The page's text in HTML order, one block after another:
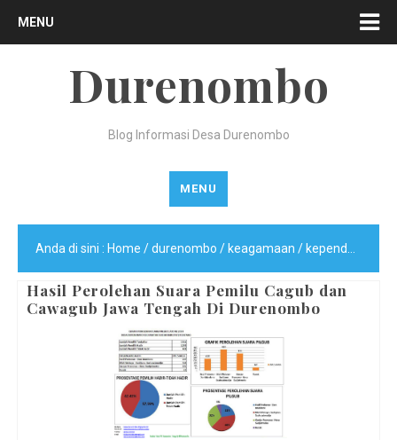
MENU
Durenombo
Blog Informasi Desa Durenombo
MENU
Anda di sini : Home /durenombo / keagamaan / kependudukan
Hasil Perolehan Suara Pemilu Cagub dan
Cawagub Jawa Tengah Di Durenombo